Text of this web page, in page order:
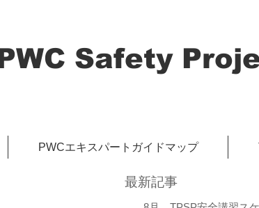
Safety
PWCエキスパートガイドマップ
最新記事